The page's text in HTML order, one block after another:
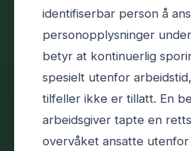
identifiserbar person å
personopplysninger
betyr at kontinuerlig
spesielt utenfor
tilfeller ikke er tillatt. En
arbeidsgiver tapte en
overvåket ansatte